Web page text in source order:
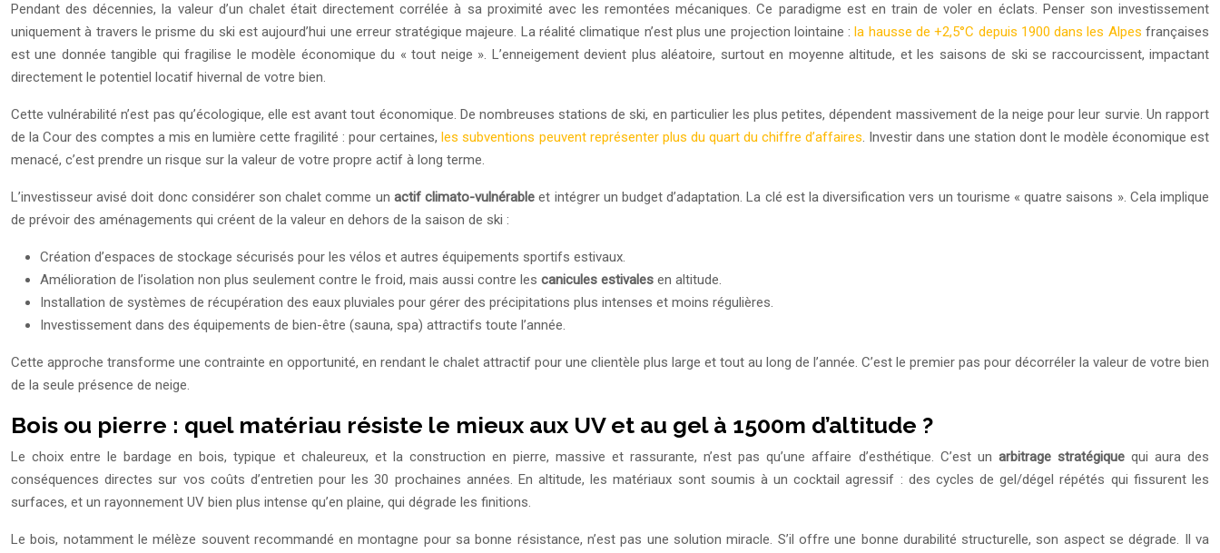
Pendant des décennies, la valeur d’un chalet était directement corrélée à sa proximité avec les remontées mécaniques. Ce paradigme est en train de voler en éclats. Penser son investissement
uniquement à travers le prisme du ski est aujourd’hui une erreur stratégique majeure. La réalité climatique n’est plus une projection lointaine :la hausse de +2,5°C depuis 1900 dans les Alpes françaises
est une donnée tangible qui fragilise le modèle économique du « tout neige ». L’enneigement devient plus aléatoire, surtout en moyenne altitude, et les saisons de ski se raccourcissent, impactant
directement le potentiel locatif hivernal de votre bien.
Cette vulnérabilité n’est pas qu’écologique, elle est avant tout économique. De nombreuses stations de ski, en particulier les plus petites, dépendent massivement de la neige pour leur survie. Un rapport
de la Cour des comptes a mis en lumière cette fragilité : pour certaines,les subventions peuvent représenter plus du quart du chiffre d’affaires. Investir dans une station dont le modèle économique est
menacé, c’est prendre un risque sur la valeur de votre propre actif à long terme.
L’investisseur avisé doit donc considérer son chalet comme un actif climato-vulnérable et intégrer un budget d’adaptation. La clé est la diversification vers un tourisme « quatre saisons ». Cela implique
de prévoir des aménagements qui créent de la valeur en dehors de la saison de ski :
Création d’espaces de stockage sécurisés pour les vélos et autres équipements sportifs estivaux.
Amélioration de l’isolation non plus seulement contre le froid, mais aussi contre les canicules estivales en altitude.
Installation de systèmes de récupération des eaux pluviales pour gérer des précipitations plus intenses et moins régulières.
Investissement dans des équipements de bien-être (sauna, spa) attractifs toute l’année.
Cette approche transforme une contrainte en opportunité, en rendant le chalet attractif pour une clientèle plus large et tout au long de l’année. C’est le premier pas pour décorréler la valeur de votre bien
de la seule présence de neige.
Bois ou pierre : quel matériau résiste le mieux aux UV et au gel à 1500m d’altitude ?
Le choix entre le bardage en bois, typique et chaleureux, et la construction en pierre, massive et rassurante, n’est pas qu’une affaire d’esthétique. C’est un arbitrage stratégiquequi aura des
conséquences directes sur vos coûts d’entretien pour les 30 prochaines années. En altitude, les matériaux sont soumis à un cocktail agressif : des cycles de gel/dégel répétés qui fissurent les
surfaces, et un rayonnement UV bien plus intense qu’en plaine, qui dégrade les finitions.
Le bois, notamment le mélèze souvent recommandé en montagne pour sa bonne résistance, n’est pas une solution miracle. S’il offre une bonne durabilité structurelle, son aspect se dégrade. Il va